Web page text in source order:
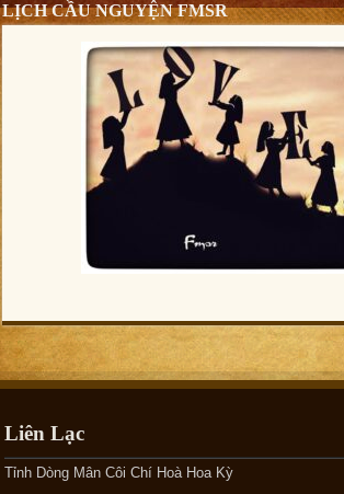
LỊCH CẦU NGUYỆN FMSR
Liên Lạc
Tỉnh Dòng Mân Côi Chí Hoà Hoa Kỳ